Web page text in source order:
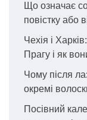
Що означає
повістку або
Чехія і
Прагу і як
Чому після
окремі
Посівний